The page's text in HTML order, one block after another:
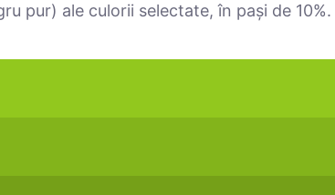
pur) ale culorii selectate, în pași de 10%.